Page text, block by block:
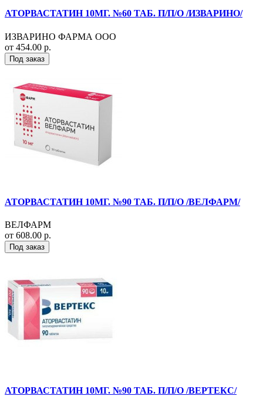
АТОРВАСТАТИН 10МГ. №60 ТАБ. П/П/О /ИЗВАРИНО/
ИЗВАРИНО ФАРМА ООО
от 454.00 р.
Под заказ
АТОРВАСТАТИН 10МГ. №90 ТАБ. П/П/О /ВЕЛФАРМ/
ВЕЛФАРМ
от 608.00 р.
Под заказ
АТОРВАСТАТИН 10МГ. №90 ТАБ. П/П/О /ВЕРТЕКС/